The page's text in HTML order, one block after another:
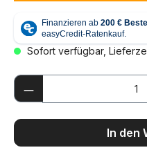
Sofort verfügbar,
Produkt Anzahl:
In den